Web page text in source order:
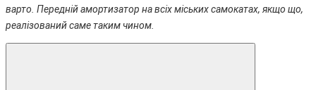
варто. Передній амортизатор на всіх міських самокатах, якщо що,
реалізований саме таким чином.